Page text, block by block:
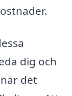
dig och
det